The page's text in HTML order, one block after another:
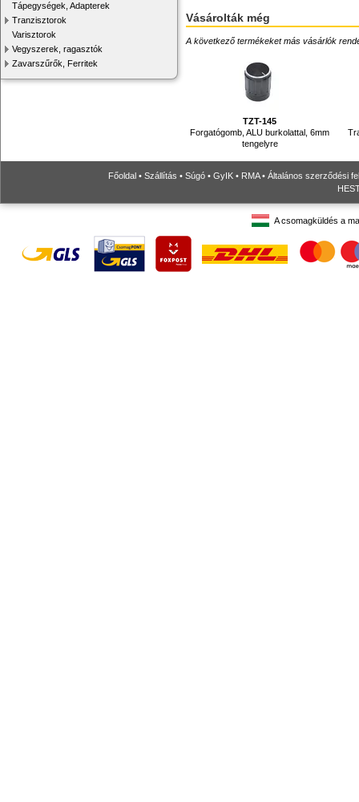
Tápegységek, Adapterek
Tranzisztorok
Varisztorok
Vegyszerek, ragasztók
Zavarszűrők, Ferritek
Vásárolták még
A következő termékeket más vásárlók
TZT-145
Forgatógomb, ALU burkolattal, 6mm
tengelyre
Főoldal • Szállítás • Súgó • GyIK • RMA• Általános szerződési
A csomagküldés a